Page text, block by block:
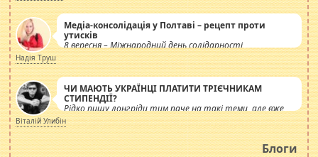
Медіа-консолідація у Полтаві – рецепт проти
утисків
8 вересня – Міжнародний день солідарності
журналістів.
Надія Труш
ЧИ МАЮТЬ УКРАЇНЦІ ПЛАТИТИ ТРІЄЧНИКАМ
СТИПЕНДІЇ?
Рідко пишу лонгріди тим паче на такі теми, але вже
просто дістало! Обурюють сьогоднішні інсенуації
навколо стипендіального питання. Штучно
роздувається ще одна соціальна катастрофа.
Віталій Улибін
Блоги